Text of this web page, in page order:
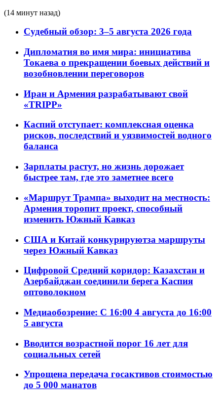
(14 минут назад)
Судебный обзор: 3–5 августа 2026 года
Дипломатия во имя мира: инициатива
Токаева о прекращении боевых действий и
возобновлении переговоров
Иран и Армения разрабатывают свой
«TRIPP»
Каспий отступает: комплексная оценка
рисков, последствий и уязвимостей водного
баланса
Зарплаты растут, но жизнь дорожает
быстрее там, где это заметнее всего
«Маршрут Трампа» выходит на местность:
Армения торопит проект, способный
изменить Южный Кавказ
США и Китай конкурируютза маршруты
через Южный Кавказ
Цифровой Средний коридор: Казахстан и
Азербайджан соединили берега Каспия
оптоволокном
Медиаобозрение: С 16:00 4 августа до 16:00
5 августа
Вводится возрастной порог 16 лет для
социальных сетей
Упрощена передача госактивов стоимостью
до 5 000 манатов